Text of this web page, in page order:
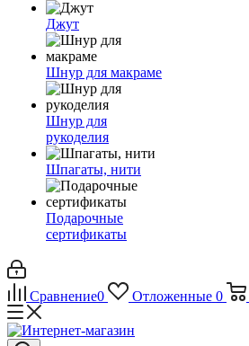
Джут
Шнур для макраме
Шнур для
рукоделия
Шпагаты, нити
Подарочные
сертификаты
Сравнение0 Отложенные 0